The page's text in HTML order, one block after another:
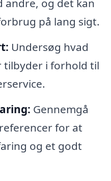
andre, og det kan
på lang sigt.
Undersøg hvad
tilbyder i forhold til
Gennemgå
for at
og et godt